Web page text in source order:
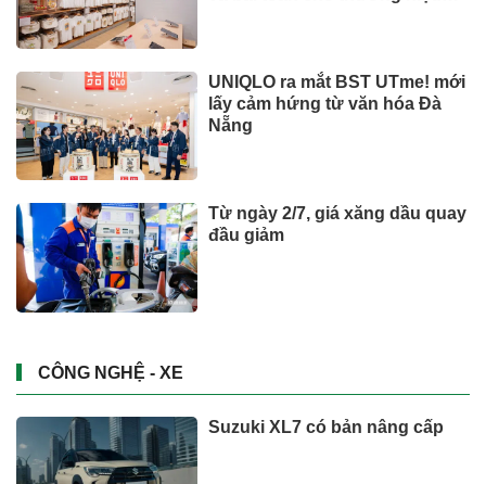
UNIQLO ra mắt BST UTme! mới
lấy cảm hứng từ văn hóa Đà
Nẵng
Từ ngày 2/7, giá xăng dầu quay
đầu giảm
CÔNG NGHỆ - XE
Suzuki XL7 có bản nâng cấp